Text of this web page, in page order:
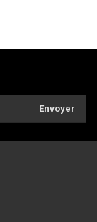
Envoyer